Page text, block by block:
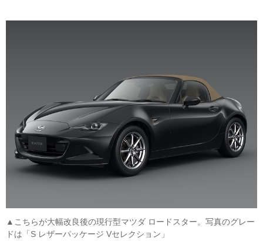
▲こちらが大幅改良後の現行型マツダ ロードスター。写真のグレー
ドは「S レザーパッケージ Vセレクション」